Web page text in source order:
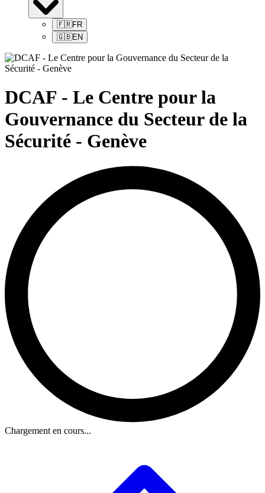
🇫🇷FR
🇬🇧EN
DCAF - Le Centre pour la
Gouvernance du Secteur de la
Sécurité - Genève
Chargement en cours...